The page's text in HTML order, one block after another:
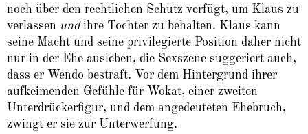
noch über den rechtlichen Schutz verfügt, um Klaus zu
verlassen undihre Tochter zu behalten. Klaus kann
seine Macht und seine privilegierte Position daher nicht
nur in der Ehe ausleben, die Sexszene suggeriert auch,
dass er Wendo bestraft. Vor dem Hintergrund ihrer
aufkeimenden Gefühle für Wokat, einer zweiten
Unterdrückerfigur, und dem angedeuteten Ehebruch,
zwingt er sie zur Unterwerfung.